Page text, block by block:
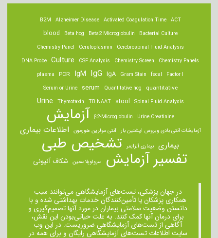
ACT
Activated Coagulation Time
Alzheimer Disease
B2M
Bacterial Culture
Beta2 Microglobulin
Beta hcg
blood
Cerebrospinal Fluid Analysis
Ceruloplasmin
Chemistry Panel
Chemistry Panels
Chemistry Screen
CSF Analysis
Culture
DNA Probe
Factor I
fecal
Gram Stain
IgA
IgG
IgM
PCR
plasma
quantitative
Quantitative hcg
serum
Serum or Urine
Spinal Fluid Analysis
stool
TB NAAT
Thymotaxin
Urine
Urine Creatinine
β2-Microglobulin آزمایش
آزمایشات آنتی بادی ویروس اپشتین بار آنتی مولرین هورمون اطلاعات بیماری
بیماری بیماری آلزایمر تشخیص طبی
تفسیر آزمایش سرولوپلاسمین شکاف آنیونی
در جهان پزشکی، تست‌های آزمایشگاهی می‌توانند سبب
همکاری پزشکان یا تأمین‌کنندگان خدمات بهداشتی شده و با
دانستن وضعیت سلامتی بیماران در مورد آنها تصمیم‌گیری و
برای درمان ‌آنها کمک کنند. به علت حیاتی‌بودن این نقش،
آگاهی از تست‌های آزمایشگاهی ضروریست. در این وب
سایت اطلاعات تست‌های آزمایشگاهی رایگان و برای همه در